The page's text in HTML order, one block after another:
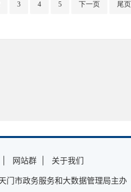
3 4 5 下一页 尾页
网站群
关于我们
市政务服务和大数据管理局主办